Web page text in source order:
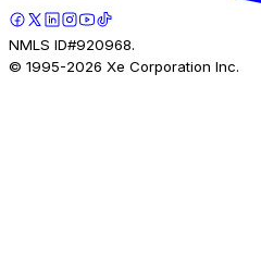
NMLS ID#920968.
© 1995-2026 Xe Corporation Inc.